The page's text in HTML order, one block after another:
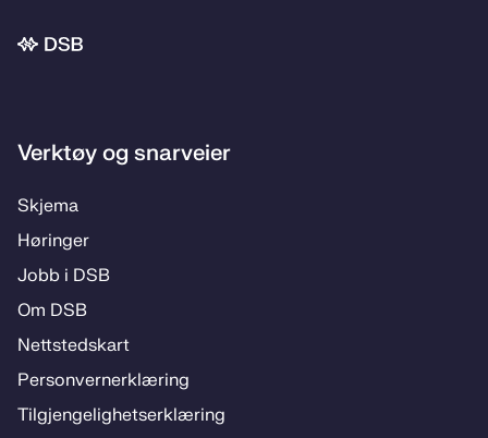
Bunnområde
Verktøy og snarveier
Skje­­ma
Hø­rin­­ger
Jobb i DSB
Om DSB
Nett­steds­­kart
Per­­son­ver­n­er­klæ­­ring
Til­­­gjen­­ge­­lig­hets­­er­klæ­­ring